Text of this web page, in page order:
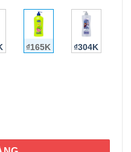
₫165K ₫304K
3 in 1 Watermelon Wonder